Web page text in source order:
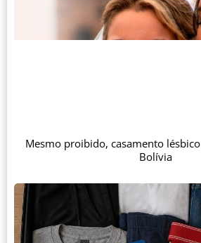
Mesmo proibido, casamento
Bolívia